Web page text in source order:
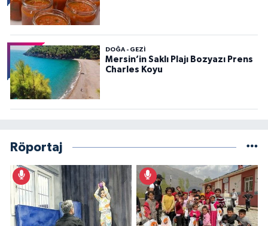
DOĞA - GEZI
Mersin’in Saklı Plajı Bozyazı Prens
Charles Koyu
Röportaj